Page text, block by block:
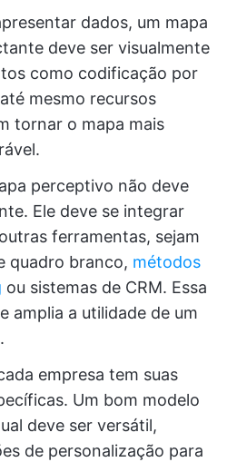
dados, um mapa
deve ser visualmente
como codificação por
mesmo recursos
tornar o mapa mais
perceptivo não deve
Ele deve se integrar
ferramentas, sejam
quadro branco, métodos
ou sistemas de CRM. Essa
amplia a utilidade de um
empresa tem suas
Um bom modelo
deve ser versátil,
de personalização para